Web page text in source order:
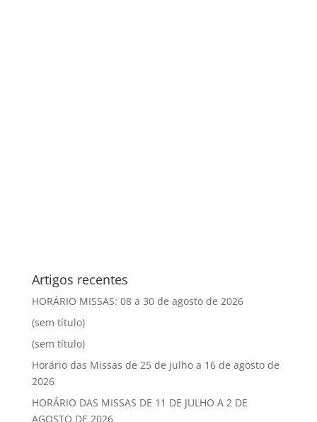
Artigos recentes
HORÁRIO MISSAS: 08 a 30 de agosto de 2026
(sem título)
(sem título)
Horário das Missas de 25 de julho a 16 de agosto de
2026
HORÁRIO DAS MISSAS DE 11 DE JULHO A 2 DE
AGOSTO DE 2026